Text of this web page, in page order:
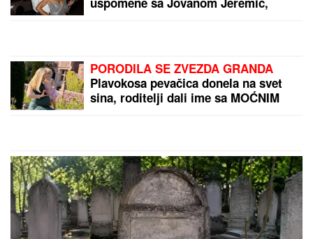
PORODILA SE ZVEZDA GRANDA
Plavokosa pevačica donela na svet
sina, roditelji dali ime sa MOĆNIM